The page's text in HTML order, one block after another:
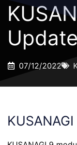
Update
07/12/2022